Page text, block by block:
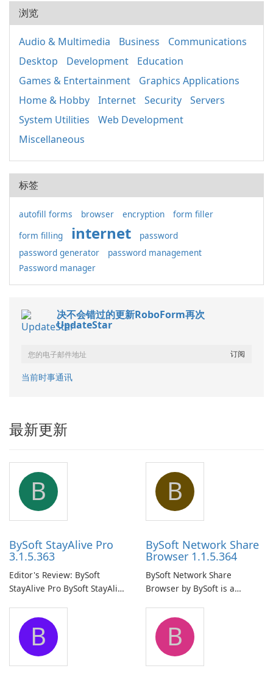
浏览
Audio & Multimedia Business
Communications
Desktop
Development
Education
Games & Entertainment
Graphics Applications
Home & Hobby
Internet Security
Servers
System Utilities
Web Development
Miscellaneous
标签
autofill forms browser encryption
form filler
form filling
internet
password
password generator
password management
Password manager
决不会错过的更新RoboForm再次
UpdateStar
当前时事通讯
最新更新
B
BySoft StayAlive Pro
3.1.5.363
Editor's Review: BySoft
StayAlive Pro BySoft StayAlive
application designed to
ensure the continuous and
uninterrupted operation of
your computer system.
B
BySoft Network Share
Browser 1.1.5.364
BySoft Network Share
Browser by BySoft is a
application that allows users
to easily browse and manage
shared folders on their
network.
B B